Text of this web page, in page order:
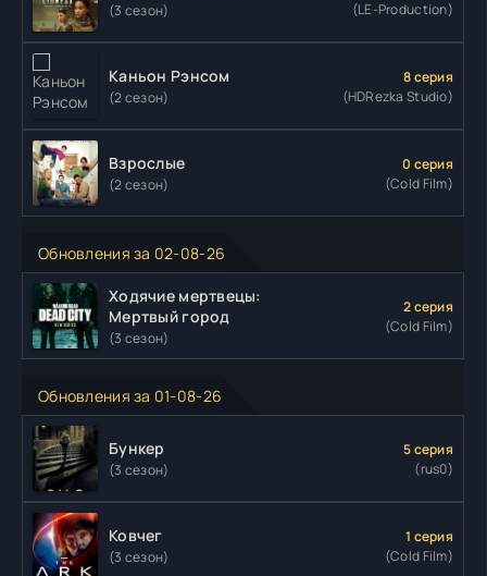
(3 сезон)
(LE-Production)
Каньон Рэнсом
(2 сезон)
8 серия
(HDRezka Studio)
Взрослые
(2 сезон)
0 серия
(Cold Film)
Обновления за 02-08-26
Ходячие мертвецы:
Мертвый город
(3 сезон)
2 серия
(Cold Film)
Обновления за 01-08-26
Бункер
(3 сезон)
5 серия
(rus0)
Ковчег
(3 сезон)
1 серия
(Cold Film)